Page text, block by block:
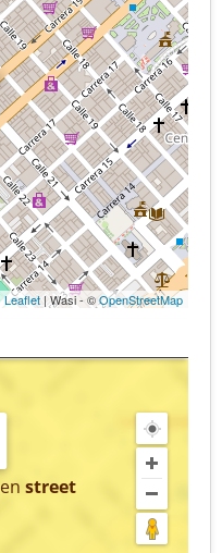
Leaflet | Wasi - ©OpenStreetMap
en street